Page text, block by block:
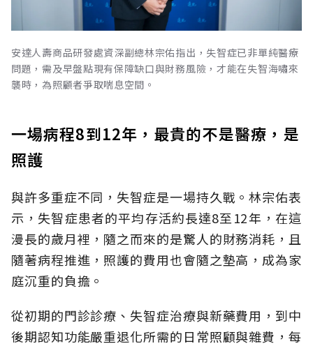
安達人壽商品研發處資深副總林宗佑指出，失智症已非單純醫療
問題，需及早盤點現有保障缺口與財務風險，才能在失智海嘯來
襲時，為照顧者爭取喘息空間。
一場病程8到12年，最貴的不是醫療，是
照護
與許多重症不同，失智症是一場持久戰。林宗佑表
示，失智症患者的平均存活約長達8至12年，在這
漫長的歲月裡，隨之而來的是驚人的財務消耗，且
隨著病程推進，照護的費用也會隨之墊高，成為家
庭沉重的負擔。
從初期的門診診療、失智症治療與新藥費用，到中
後期認知功能嚴重退化所需的日常照顧與雜費，每